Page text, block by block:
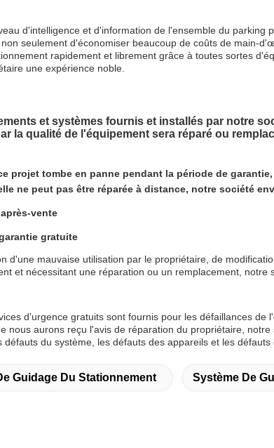
d'intelligence et d'information de l'ensemble du
seulement d'économiser beaucoup de coûts de main-
rapidement et librement grâce à toutes sortes
une expérience noble.
et systèmes fournis et installés par notre
la qualité de l'équipement sera réparé ou
projet tombe en panne pendant la période de
ne peut pas être réparée à distance, notre société
vente
gratuite
d'une mauvaise utilisation par le propriétaire, de
et nécessitant une réparation ou un remplacement,
d'urgence gratuits sont fournis pour les défaillances de
nous aurons reçu l'avis de réparation du propriétaire, notre
du système, les défauts des appareils et les défauts
Guidage Du Stationnement Système De